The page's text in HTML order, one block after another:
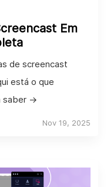
Em
de screencast
está o que
saber →
Nov 19, 2025